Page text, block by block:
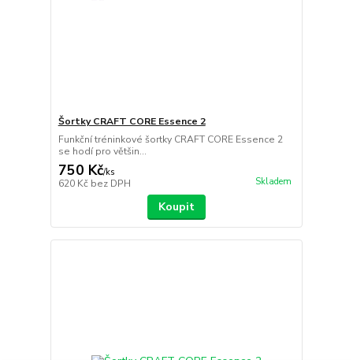
Šortky CRAFT CORE Essence 2
Funkční tréninkové šortky CRAFT CORE Essence 2
se hodí pro většin...
750 Kč/ks
620 Kč bez DPH Skladem
Koupit